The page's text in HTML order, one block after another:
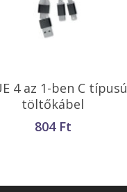
Opciók Választása
4 az 1-ben C típusú
töltőkábel
804 Ft